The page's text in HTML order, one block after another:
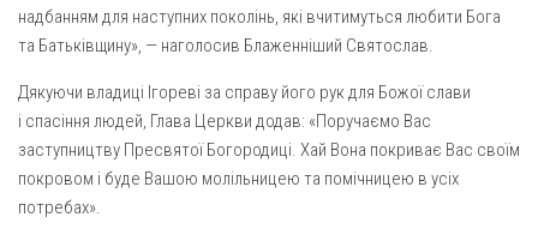
Свято-Івано-Павлівський монастир сестер Згромадження
Св. Йосифа ОПДМ
Монастир Успення Пресвятої Богородиці Сестер Чину
Святого Василія Великого
Комісії
надбанням для наступних поколінь, які вчитимуться любити Бога
та Батьківщину», — наголосив Блаженніший Святослав.
Дякуючи владиці Ігореві за справу його рук для Божої слави
і спасіння людей, Глава Церкви додав: «Поручаємо Вас
заступництву Пресвятої Богородиці. Хай Вона покриває Вас своїм
покровом і буде Вашою молільницею та помічницею в усіх
потребах».